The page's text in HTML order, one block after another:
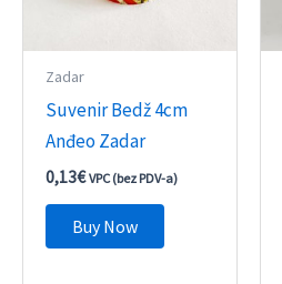
Zadar
Suvenir Bedž 4cm
Anđeo Zadar
0,13€ VPC (bez PDV-a)
Buy Now